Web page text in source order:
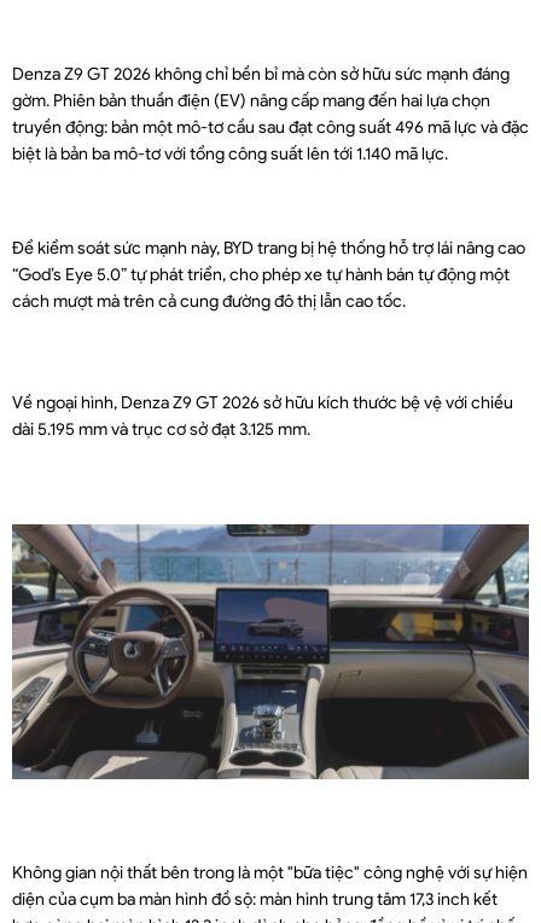
Denza Z9 GT 2026 không chỉ bền bỉ mà còn sở hữu sức mạnh đáng
gờm. Phiên bản thuần điện (EV) nâng cấp mang đến hai lựa chọn
truyền động: bản một mô-tơ cầu sau đạt công suất 496 mã lực và đặc
biệt là bản ba mô-tơ với tổng công suất lên tới 1.140 mã lực.
Để kiểm soát sức mạnh này, BYD trang bị hệ thống hỗ trợ lái nâng cao
“God’s Eye 5.0” tự phát triển, cho phép xe tự hành bán tự động một
cách mượt mà trên cả cung đường đô thị lẫn cao tốc.
Về ngoại hình, Denza Z9 GT 2026 sở hữu kích thước bệ vệ với chiều
dài 5.195 mm và trục cơ sở đạt 3.125 mm.
Không gian nội thất bên trong là một "bữa tiệc" công nghệ với sự hiện
diện của cụm ba màn hình đồ sộ: màn hình trung tâm 17,3 inch kết